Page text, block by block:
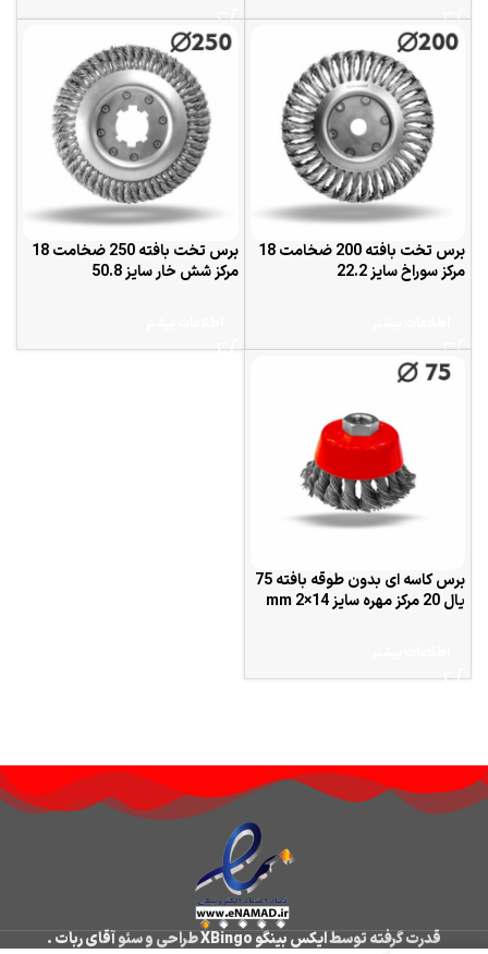
برس تخت بافته 200 ضخامت 18
مرکز سوراخ سایز 22.2
برس تخت بافته 250 ضخامت 18
مرکز شش خار سایز 50.8
برس کاسه ای بدون طوقه بافته 75
یال 20 مرکز مهره سایز 14×2 mm
قدرت گرفته توسطایکس بینگو XBingo طراحی و سئوآقای ربات.